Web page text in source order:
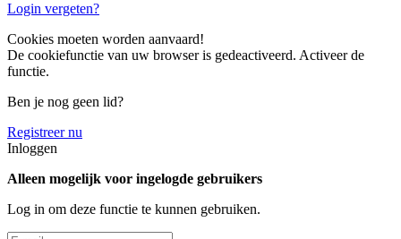
Login vergeten?
Cookies moeten worden aanvaard!
De cookiefunctie van uw browser is gedeactiveerd. Activeer de
functie.
Ben je nog geen lid?
Registreer nu
Inloggen
Alleen mogelijk voor ingelogde gebruikers
Log in om deze functie te kunnen gebruiken.